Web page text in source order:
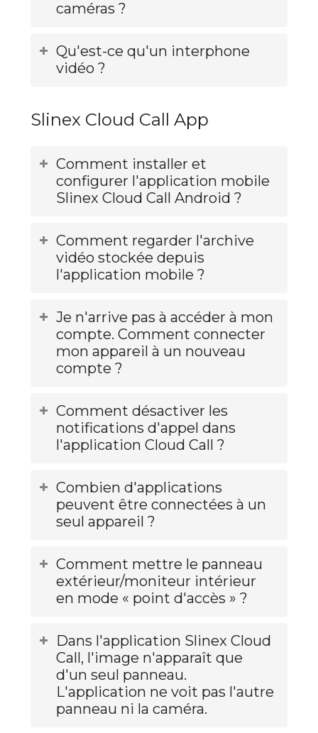
caméras ?
Qu'est-ce qu'un interphone
vidéo ?
Slinex Cloud Call App
Comment installer et
configurer l'application mobile
Slinex Cloud Call Android ?
Comment regarder l'archive
vidéo stockée depuis
l'application mobile ?
Je n'arrive pas à accéder à mon
compte. Comment connecter
mon appareil à un nouveau
compte ?
Comment désactiver les
notifications d'appel dans
l'application Cloud Call ?
Combien d'applications
peuvent être connectées à un
seul appareil ?
Comment mettre le panneau
extérieur/moniteur intérieur
en mode « point d'accès » ?
Dans l'application Slinex Cloud
Call, l'image n'apparaît que
d'un seul panneau.
L'application ne voit pas l'autre
panneau ni la caméra.